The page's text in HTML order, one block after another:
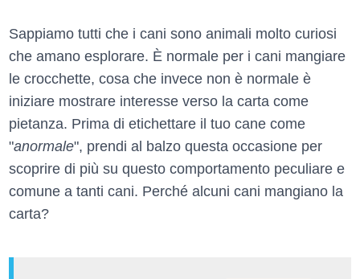
Sappiamo tutti che i cani sono animali molto curiosi
che amano esplorare. È normale per i cani mangiare
le crocchette, cosa che invece non è normale è
iniziare mostrare interesse verso la carta come
pietanza. Prima di etichettare il tuo cane come
"anormale", prendi al balzo questa occasione per
scoprire di più su questo comportamento peculiare e
comune a tanti cani. Perché alcuni cani mangiano la
carta?